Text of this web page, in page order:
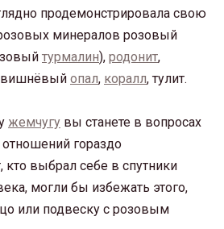
продемонстрировала свою
минералов розовый
турмалин), родонит,
вишнёвый опал, коралл, тулит.
жемчугу вы станете в вопросах
гораздо
кто выбрал себе в спутники
могли бы избежать этого,
или подвеску с розовым